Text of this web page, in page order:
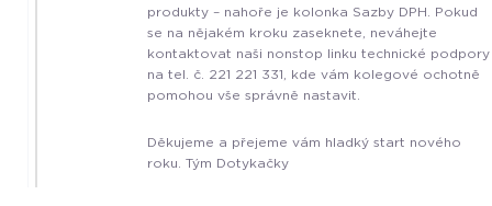
produkty – nahoře je kolonka Sazby DPH. Pokud
se na nějakém kroku zaseknete, neváhejte
kontaktovat naši nonstop linku technické podpory
na tel. č. 221 221 331, kde vám kolegové ochotně
pomohou vše správně nastavit.
Děkujeme a přejeme vám hladký start nového
roku. Tým Dotykačky